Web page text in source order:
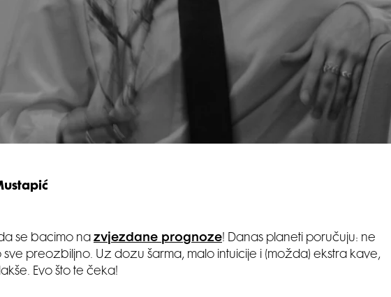
se bacimo na zvjezdane prognoze! Danas planeti poručuju: ne
sve preozbiljno. Uz dozu šarma, malo intuicije i (možda) ekstra kave,
Evo što te čeka!